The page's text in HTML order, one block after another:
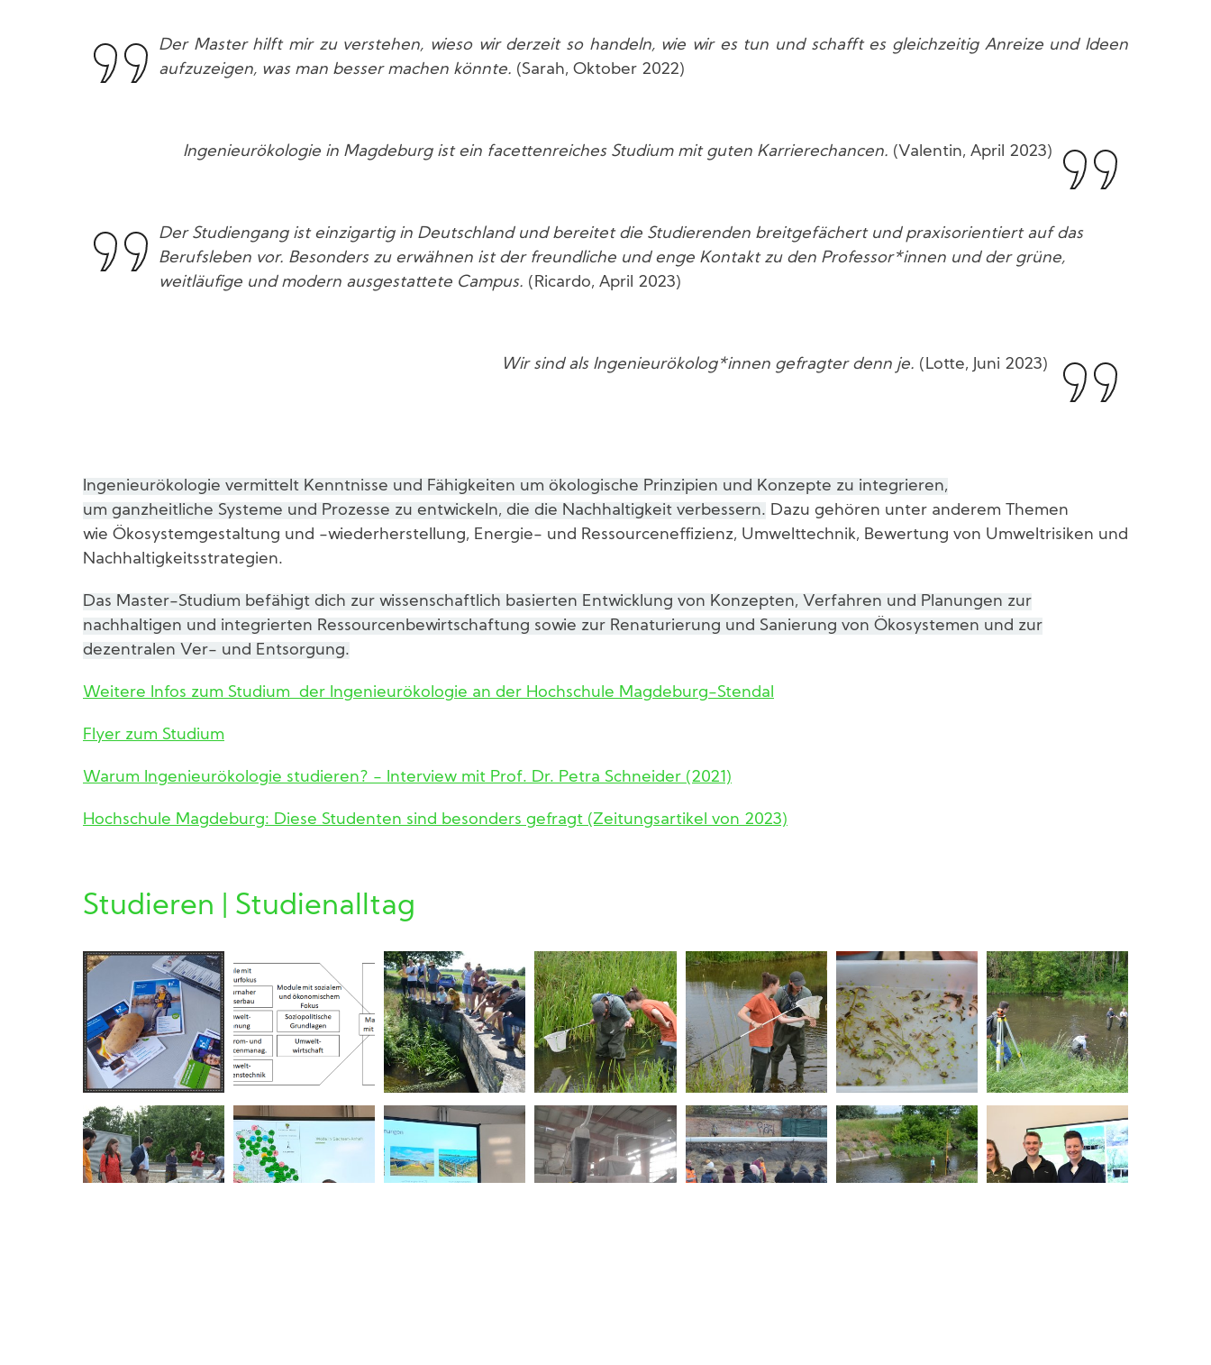
Der Master hilft mir zu verstehen, wieso wir derzeit so handeln, wie wir es tun und schafft es gleichzeitig Anreize und Ideen
aufzuzeigen, was man besser machen könnte. (Sarah, Oktober 2022)
Ingenieurökologie in Magdeburg ist ein facettenreiches Studiummit guten Karrierechancen. (Valentin, April 2023)
Der Studiengang ist einzigartig in Deutschland und bereitet die Studierenden breitgefächert und praxisorientiert auf das
Berufsleben vor. Besonders zu erwähnen ist der freundliche und enge Kontakt zu den Professor*innen und der grüne,
weitläufige und modern ausgestattete Campus. (Ricardo, April 2023)
Wir sind als Ingenieurökolog*innen gefragter denn je. (Lotte, Juni 2023)
Ingenieurökologie vermittelt Kenntnisse und Fähigkeiten um ökologische Prinzipien und Konzepte zu integrieren,
um ganzheitliche Systeme und Prozesse zu entwickeln, die die Nachhaltigkeit verbessern. Dazu gehören unter anderem Themen
wie Ökosystemgestaltung und -wiederherstellung, Energie- und Ressourceneffizienz, Umwelttechnik, Bewertung von Umweltrisiken und
Nachhaltigkeitsstrategien.
Das Master-Studium befähigt dich zur wissenschaftlich basierten Entwicklung von Konzepten, Verfahren und Planungen zur
nachhaltigen und integrierten Ressourcenbewirtschaftung sowie zur Renaturierung und Sanierung von Ökosystemen und zur
dezentralen Ver- und Entsorgung.
Weitere Infos zum Studium der Ingenieurökologie an der Hochschule Magdeburg-Stendal
Flyer zum Studium
Warum Ingenieurökologie studieren? - Interview mit Prof. Dr. Petra Schneider (2021)
Hochschule Magdeburg: Diese Studenten sind besonders gefragt (Zeitungsartikel von 2023)
Studieren | Studienalltag